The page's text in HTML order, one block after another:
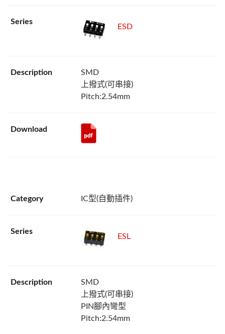
ESD
SMD
上撥式(可串接)
Pitch:2.54mm
IC型(自動插件)
ESL
SMD
上撥式(可串接)
PIN腳內彎型
Pitch:2.54mm